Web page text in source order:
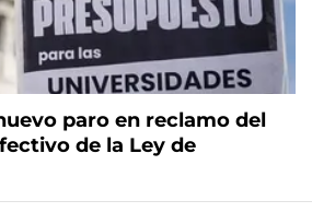
paro en reclamo del
de la Ley de